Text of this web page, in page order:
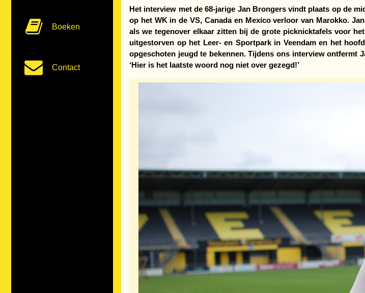
Boeken
Contact
Het interview met de 68-jarige Jan Brongers vindt plaats op de
op het WK in de VS, Canada en Mexico verloor van Marokko.
als we tegenover elkaar zitten bij de grote picknicktafels voor
uitgestorven op het Leer- en Sportpark in Veendam en het
opgeschoten jeugd te bekennen. Tijdens ons interview ontfermt
‘Hier is het laatste woord nog niet over gezegd!’